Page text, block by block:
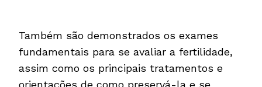
Também são demonstrados os exames
fundamentais para se avaliar a fertilidade,
assim como os principais tratamentos e
orientações de como preservá-la e se